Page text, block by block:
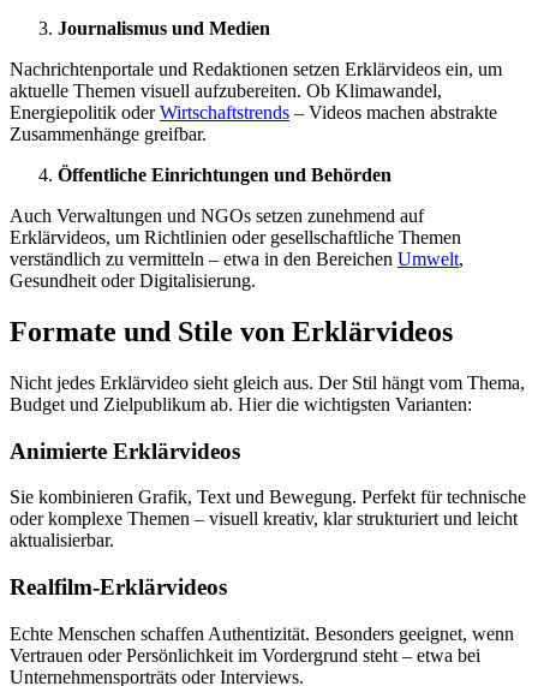
Journalismus und Medien
Nachrichtenportale und Redaktionen setzen Erklärvideos ein, um
aktuelle Themen visuell aufzubereiten. Ob Klimawandel,
Energiepolitik oderWirtschaftstrends – Videos machen abstrakte
Zusammenhänge greifbar.
Öffentliche Einrichtungen und Behörden
Auch Verwaltungen und NGOs setzen zunehmend auf
Erklärvideos, um Richtlinien oder gesellschaftliche Themen
verständlich zu vermitteln – etwa in den Bereichen Umwelt,
Gesundheit oder Digitalisierung.
Formate und Stile von Erklärvideos
Nicht jedes Erklärvideo sieht gleich aus. Der Stil hängt vom Thema,
Budget und Zielpublikum ab. Hier die wichtigsten Varianten:
Animierte Erklärvideos
Sie kombinieren Grafik, Text und Bewegung. Perfekt für technische
oder komplexe Themen – visuell kreativ, klar strukturiert und leicht
aktualisierbar.
Realfilm-Erklärvideos
Echte Menschen schaffen Authentizität. Besonders geeignet, wenn
Vertrauen oder Persönlichkeit im Vordergrund steht – etwa bei
Unternehmensporträts oder Interviews.